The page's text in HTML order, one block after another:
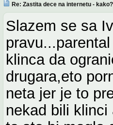
Re: Zastita dece na internetu - kako?
Slazem se sa
klinca da
drugara,eto
neta jer je to
nekad bili